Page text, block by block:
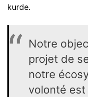
kurde.
Notre
projet de
notre
volonté est